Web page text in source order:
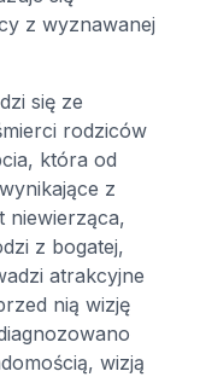
z wyznawanej
się ze
rodziców
która od
z
niewierząca,
z bogatej,
atrakcyjne
nią wizję
wizją